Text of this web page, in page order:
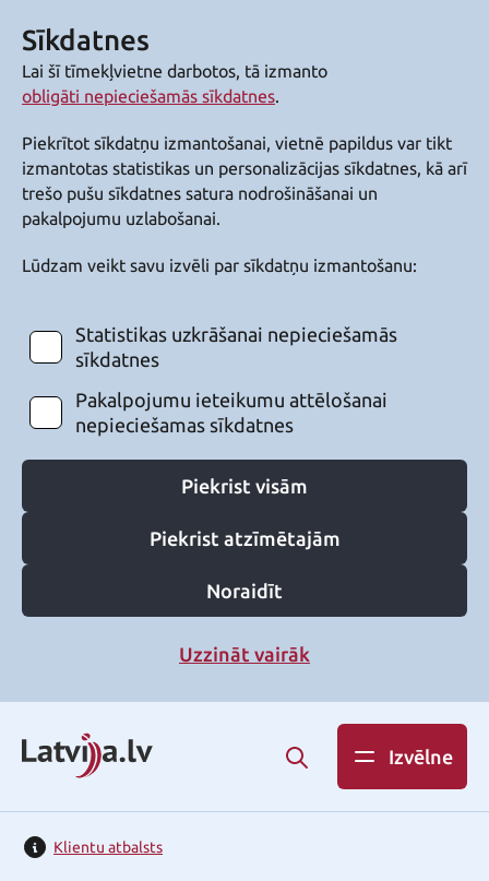
Sīkdatnes
Lai šī tīmekļvietne darbotos, tā izmanto
obligāti nepieciešamās sīkdatnes.
Piekrītot sīkdatņu izmantošanai, vietnē papildus var tikt
izmantotas statistikas un personalizācijas sīkdatnes, kā arī
trešo pušu sīkdatnes satura nodrošināšanai un
pakalpojumu uzlabošanai.
Lūdzam veikt savu izvēli par sīkdatņu izmantošanu:
Statistikas uzkrāšanai nepieciešamās
sīkdatnes
Pakalpojumu ieteikumu attēlošanai
nepieciešamas sīkdatnes
Piekrist visām
Piekrist atzīmētajām
Noraidīt
Uzzināt vairāk
Izvēlne
Klientu atbalsts